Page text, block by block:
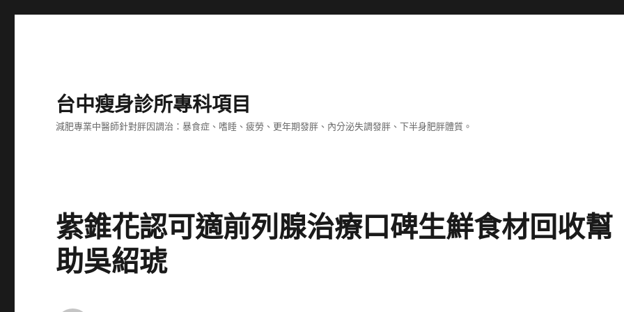
台中瘦身診所專科項目
減肥專業中醫師針對胖因調治：暴食症、嗜睡、疲勞、更年期發胖、內分泌失調發胖、下半身肥胖體質。
紫錐花認可適前列腺治療口碑生鮮食材回收幫
助吳紹琥